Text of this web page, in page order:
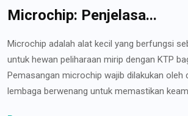
Microchip: Penjelasa...
Microchip adalah alat kecil yang berfungsi
untuk hewan peliharaan mirip dengan KTP
Pemasangan microchip wajib dilakukan oleh
lembaga berwenang untuk memastikan